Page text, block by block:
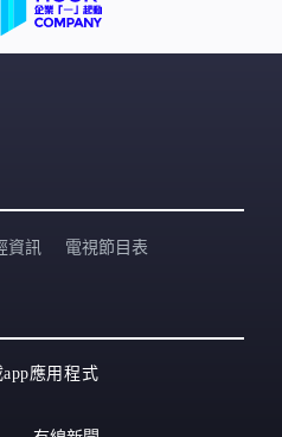
資訊 電視節目表
應用程式